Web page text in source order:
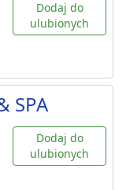
Dodaj do
ulubionych
SPA
Dodaj do
ulubionych